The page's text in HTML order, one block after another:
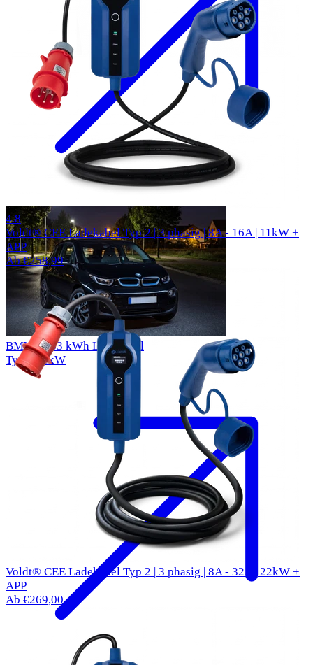
BMW i3 33 kWh Ladekabel
Typ 211kW
4.8305 Bewertungen
Voldt® CEE Ladekabel Typ 2 | 3 phasig | 8A - 16A | 11kW +
APP
Ab €258,99
Voldt® CEE Ladekabel Typ 2 | 3 phasig | 8A - 32A | 22kW +
APP
Ab €269,00